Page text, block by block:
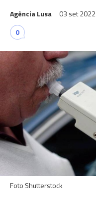
Agência Lusa 03 set 2022
0
Foto Shutterstock